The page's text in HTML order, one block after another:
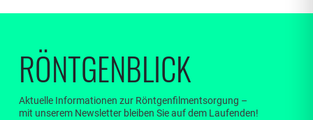
RÖNTGENBLICK
Aktuelle Informationen zur Röntgenfilmentsorgung –
mit unserem Newsletter bleiben Sie auf dem Laufenden!